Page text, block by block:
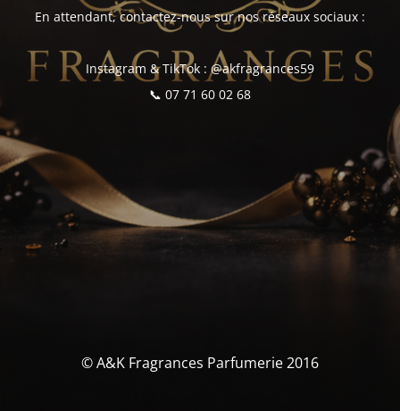
En attendant, contactez-nous sur nos réseaux sociaux :
Instagram & TikTok : @akfragrances59
📞 07 71 60 02 68
© A&K Fragrances Parfumerie 2016